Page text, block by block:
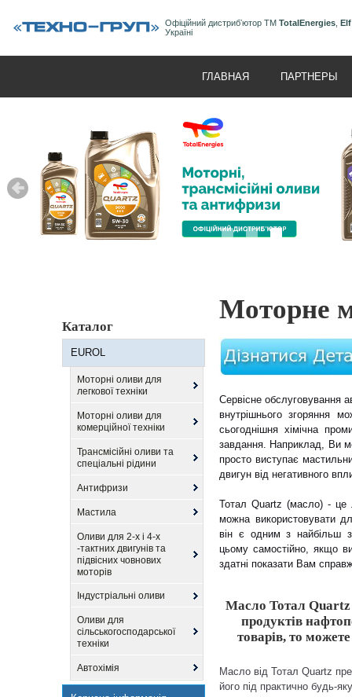
Офіційний дистрибʼютор ТМ TotalEnergies Elf
Україні
ГЛАВНАЯ ПАРТНЕРЫ
Каталог
EUROL
Моторні оливи для
легкової техніки
Моторні оливи для
комерційної техніки
Трансмісійні оливи та
спеціальні рідини
Антифризи
Мастила
Оливи для 2-х і 4-х
-тактних двигунів та
підвісних човнових
моторів
Індустріальні оливи
Оливи для
сільськогосподарської
техніки
Автохімія
Моторне
Сервісне обслуговування
внутрішнього згоряння
сьогоднішня хімічна
завдання. Наприклад, Ви
просто виступає
двигун від негативного
Тотал Quartz (масло) - це
можна використовувати
він є одним з найбільш
цьому самостійно, якщо
здатні показати Вам
Масло Тотал Quartz
продуктів
товарів, то
Масло від Тотал Quartz
його під практично будь-